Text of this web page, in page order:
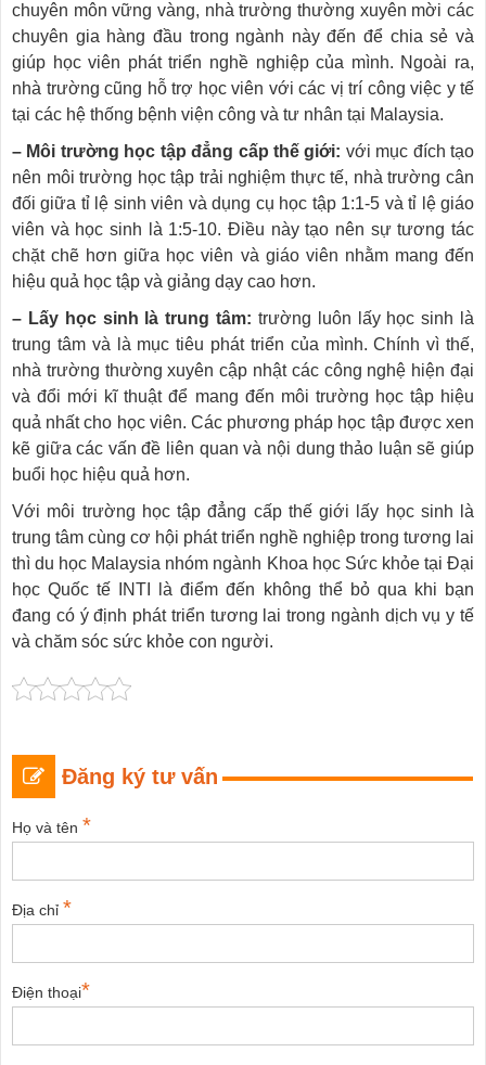
chuyên môn vững vàng, nhà trường thường xuyên mời các
chuyên gia hàng đầu trong ngành này đến để chia sẻ và
giúp học viên phát triển nghề nghiệp của mình. Ngoài ra,
nhà trường cũng hỗ trợ học viên với các vị trí công việc y tế
tại các hệ thống bệnh viện công và tư nhân tại Malaysia.
– Môi trường học tập đẳng cấp thế giới: với mục đích tạo
nên môi trường học tập trải nghiệm thực tế, nhà trường cân
đối giữa tỉ lệ sinh viên và dụng cụ học tập 1:1-5 và tỉ lệ giáo
viên và học sinh là 1:5-10. Điều này tạo nên sự tương tác
chặt chẽ hơn giữa học viên và giáo viên nhằm mang đến
hiệu quả học tập và giảng dạy cao hơn.
– Lấy học sinh là trung tâm: trường luôn lấy học sinh là
trung tâm và là mục tiêu phát triển của mình. Chính vì thế,
nhà trường thường xuyên cập nhật các công nghệ hiện đại
và đổi mới kĩ thuật để mang đến môi trường học tập hiệu
quả nhất cho học viên. Các phương pháp học tập được xen
kẽ giữa các vấn đề liên quan và nội dung thảo luận sẽ giúp
buổi học hiệu quả hơn.
Với môi trường học tập đẳng cấp thế giới lấy học sinh là
trung tâm cùng cơ hội phát triển nghề nghiệp trong tương lai
thì du học Malaysia nhóm ngành Khoa học Sức khỏe tại Đại
học Quốc tế INTI là điểm đến không thể bỏ qua khi bạn
đang có ý định phát triển tương lai trong ngành dịch vụ y tế
và chăm sóc sức khỏe con người.
Đăng ký tư vấn
Họ và tên *
Địa chỉ *
Điện thoại*